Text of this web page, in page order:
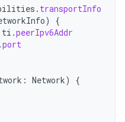
. transportInfo
)
{
ti .peerIpv6Addr
.port
: Network)
{